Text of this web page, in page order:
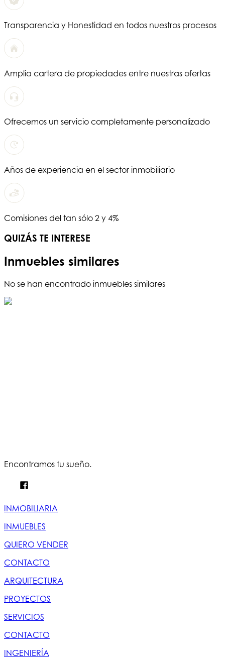
Transparencia y Honestidad en todos nuestros procesos
Amplia cartera de propiedades entre nuestras ofertas
Ofrecemos un servicio completamente personalizado
Años de experiencia en el sector inmobiliario
Comisiones del tan sólo 2 y 4%
QUIZÁS TE INTERESE
Inmuebles similares
No se han encontrado inmuebles similares
Encontramos tu sueño.
INMOBILIARIA
INMUEBLES
QUIERO VENDER
CONTACTO
ARQUITECTURA
PROYECTOS
SERVICIOS
CONTACTO
INGENIERÍA